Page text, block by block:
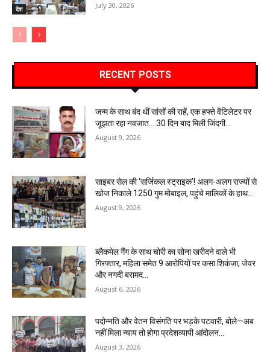
देश July 30, 2026
RECENT POSTS
जन्म के साथ बंद थीं सांसों की राहें, एक हफ्ते वेंटिलेटर पर
जूझता रहा नवजात… 30 दिन बाद मिली जिंदगी…
August 9, 2026
साइबर सेल की ‘सर्जिकल स्ट्राइक’! अलग-अलग राज्यों से
खोज निकाले 1250 गुम मोबाइल, पहुंचे मालिकों के हाथ…
August 9, 2026
ब्लैकमेल गैंग के साथ चोरी का सोना खरीदने वाले भी
गिरफ्तार, महिला समेत 9 आरोपियों पर कसा शिकंजा; जेवर
और नगदी बरामद…
August 6, 2026
पदोन्नति और वेतन विसंगति पर भड़के पटवारी, बोले—अब
नहीं मिला न्याय तो होगा प्रदेशव्यापी आंदोलन…
August 3, 2026